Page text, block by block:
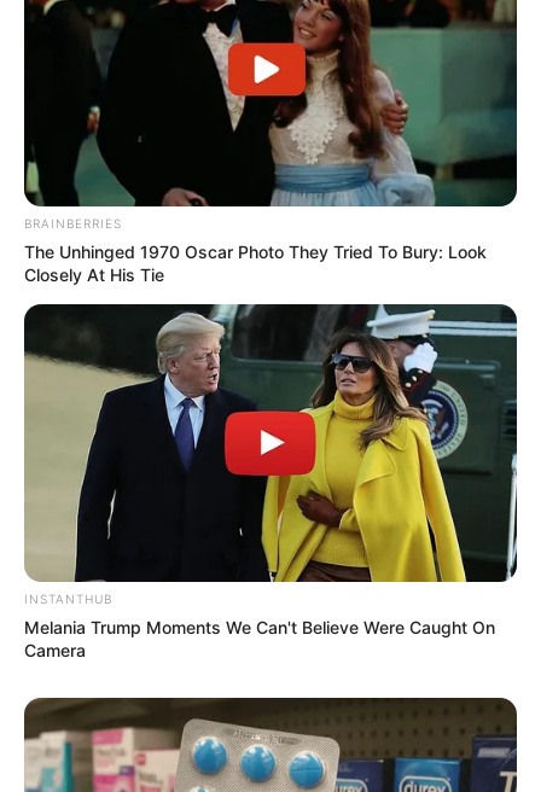
LIHAT ARTIKEL LAINNYA
Laras Kinanda Nyimas Ratu Rafa
Shenina Cinnamon Megan Domani
BRAINBERRIES
The Unhinged 1970 Oscar Photo They Tried To Bury: Look
Closely At His Tie
INSTANTHUB
Melania Trump Moments We Can't Believe Were Caught On
Camera